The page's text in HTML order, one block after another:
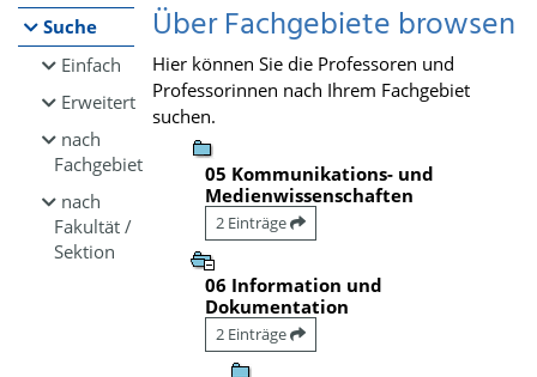
Suche
Einfach
Erweitert
nach
Fachgebiet
nach
Fakultät /
Sektion
Über Fachgebiete browsen
Hier können Sie die Professoren und
Professorinnen nach Ihrem Fachgebiet
suchen.
05 Kommunikations- und
Medienwissenschaften
2 Einträge
06 Information und
Dokumentation
2 Einträge